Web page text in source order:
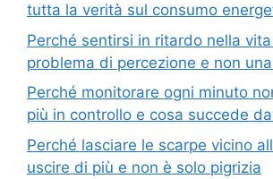
tutta la verità sul consumo
Perché sentirsi in ritardo nella
problema di percezione e non
Perché monitorare ogni minuto
più in controllo e cosa succede
Perché lasciare le scarpe vicino
uscire di più e non è solo pigrizia